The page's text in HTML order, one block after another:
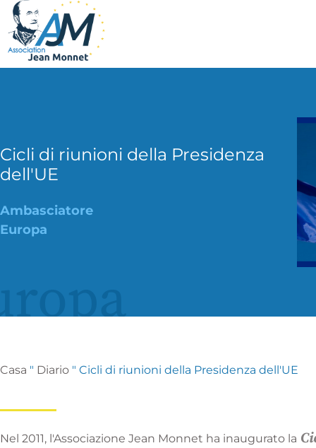
Cicli di riunioni della Presidenza
dell'UE
Ambasciatore
Europa
Casa " Diario " Cicli di riunioni della Presidenza dell'UE
Nel 2011, l'Associazione Jean Monnet ha inaugurato la